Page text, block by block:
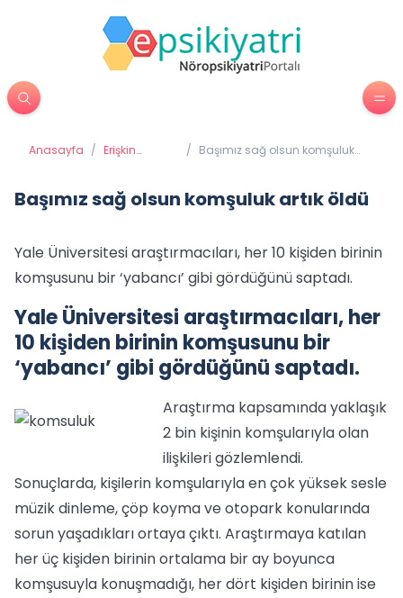
Anasayfa / Erişkin
/ Başımız sağ olsun komşuluk
Başımız sağ olsun komşuluk artık öldü
Yale Üniversitesi araştırmacıları, her 10 kişiden birinin
komşusunu bir ‘yabancı’ gibi gördüğünü saptadı.
Yale Üniversitesi araştırmacıları, her
10 kişiden birinin komşusunu bir
‘yabancı’ gibi gördüğünü saptadı.
Araştırma kapsamında yaklaşık
2 bin kişinin komşularıyla olan
ilişkileri gözlemlendi.
Sonuçlarda, kişilerin komşularıyla en çok yüksek sesle
müzik dinleme, çöp koyma ve otopark konularında
sorun yaşadıkları ortaya çıktı. Araştırmaya katılan
her üç kişiden birinin ortalama bir ay boyunca
komşusuyla konuşmadığı, her dört kişiden birinin ise